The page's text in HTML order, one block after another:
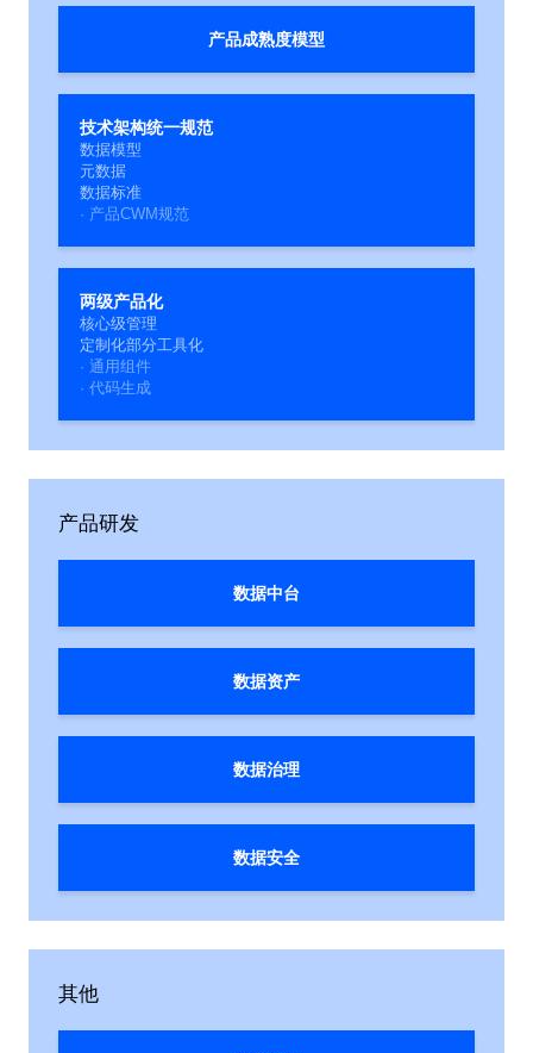
产品成熟度模型
技术架构统一规范
数据模型
元数据
数据标准
· 产品CWM规范
两级产品化
核心级管理
定制化部分工具化
· 通用组件
· 代码生成
产品研发
数据中台
数据资产
数据治理
数据安全
其他